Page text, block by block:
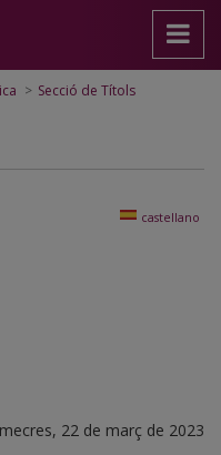
> Secció de Títols
castellano
22 de març de 2023